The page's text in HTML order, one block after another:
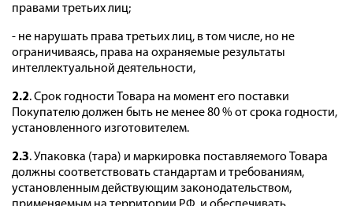
правами третьих лиц;
- не нарушать права третьих лиц, в том числе, но не
ограничиваясь, права на охраняемые результаты
интеллектуальной деятельности,
2.2. Срок годности Товара на момент его поставки
Покупателю должен быть не менее 80 % от срока годности,
установленного изготовителем.
2.3. Упаковка (тара) и маркировка поставляемого Товара
должны соответствовать стандартам и требованиям,
установленным действующим законодательством,